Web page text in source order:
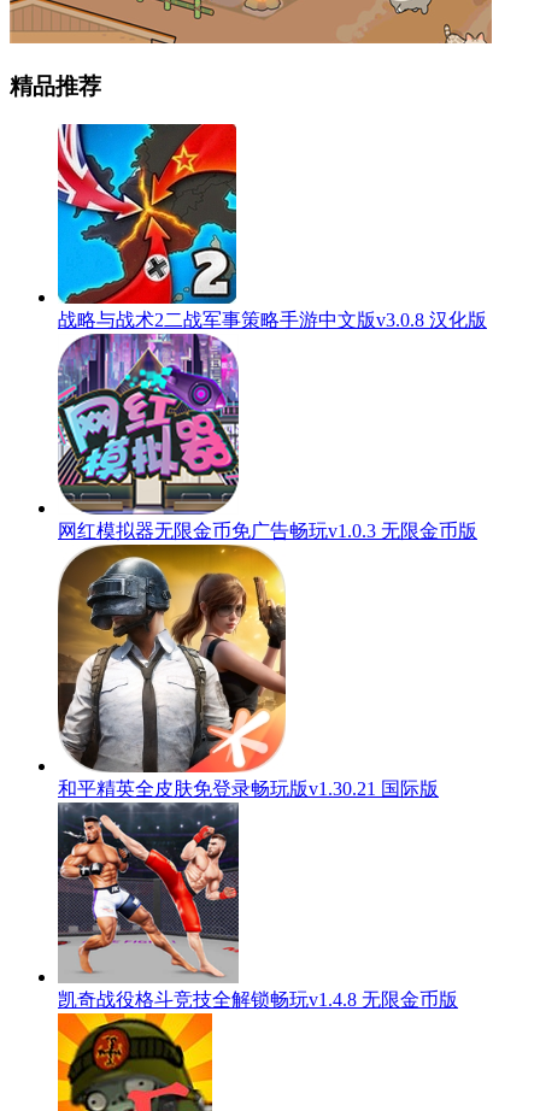
精品推荐
战略与战术2二战军事策略手游中文版v3.0.8 汉化版
网红模拟器无限金币免广告畅玩v1.0.3 无限金币版
和平精英全皮肤免登录畅玩版v1.30.21 国际版
凯奇战役格斗竞技全解锁畅玩v1.4.8 无限金币版